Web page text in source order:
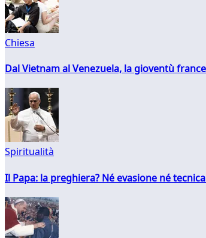
Chiesa
Dal Vietnam al Venezuela, la gioventù
Spiritualità
Il Papa: la preghiera? Né evasione né